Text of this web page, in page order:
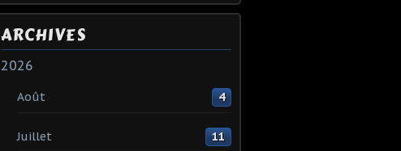
ARCHIVES
2026
Août 4
Juillet 11